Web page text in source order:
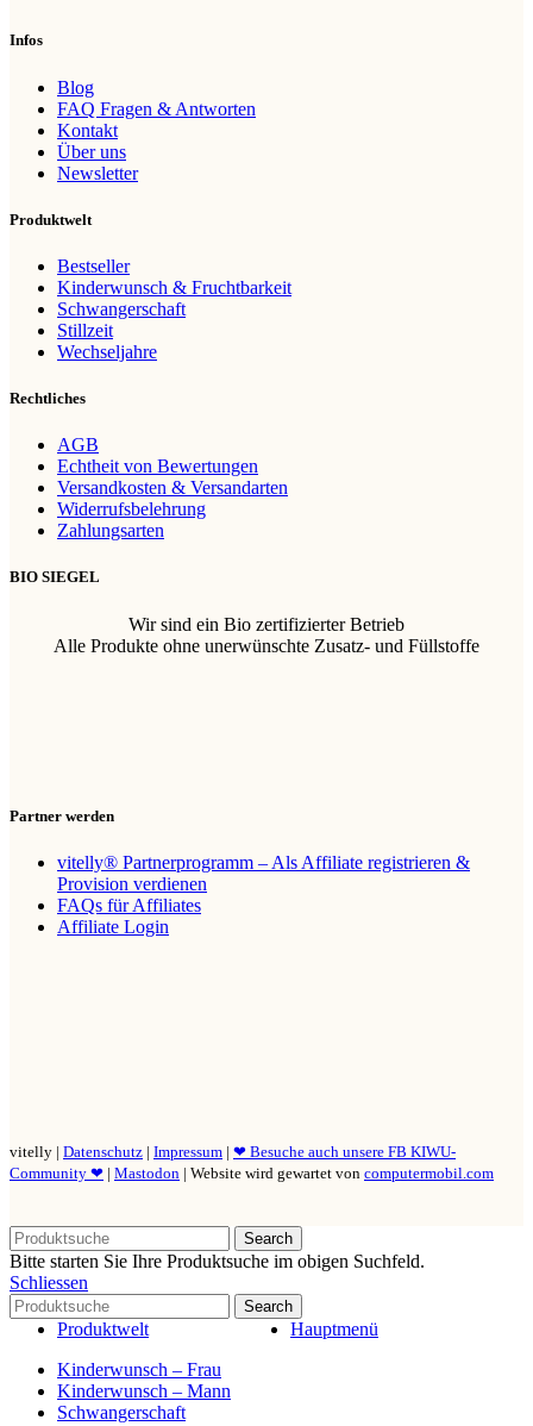
Infos
Blog
FAQ Fragen & Antworten
Kontakt
Über uns
Newsletter
Produktwelt
Bestseller
Kinderwunsch & Fruchtbarkeit
Schwangerschaft
Stillzeit
Wechseljahre
Rechtliches
AGB
Echtheit von Bewertungen
Versandkosten & Versandarten
Widerrufsbelehrung
Zahlungsarten
BIO SIEGEL
Wir sind ein Bio zertifizierter Betrieb
Alle Produkte ohne unerwünschte Zusatz- und Füllstoffe
Partner werden
vitelly® Partnerprogramm – Als Affiliate registrieren &
Provision verdienen
FAQs für Affiliates
Affiliate Login
vitelly | Datenschutz | Impressum | ❤ Besuche auch unsere FB KIWU-
Community ❤ | Mastodon | Website wird gewartet von computermobil.com
Search
Bitte starten Sie Ihre Produktsuche im obigen Suchfeld.
Schliessen
Search
Hauptmenü
Produktwelt
Kinderwunsch – Frau
Kinderwunsch – Mann
Schwangerschaft